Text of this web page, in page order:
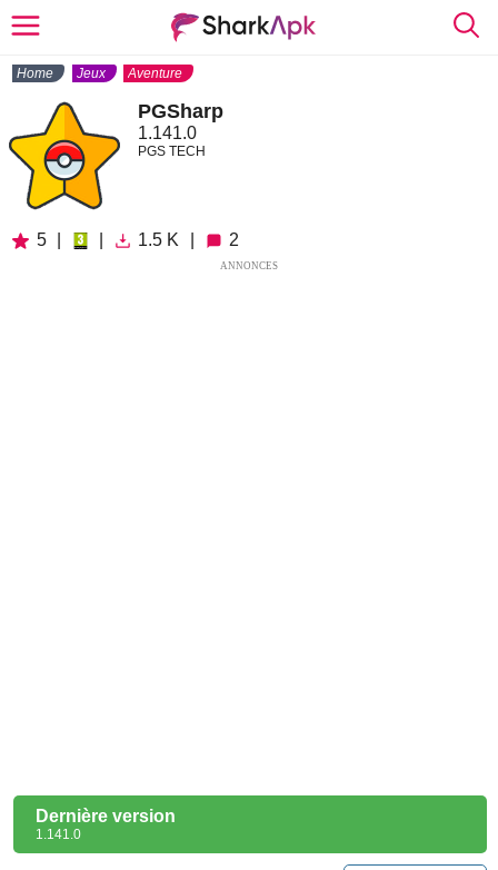
Home Jeux Aventure
PGSharp
1.141.0
PGS TECH
5 1.5 K 2
ANNONCES
Dernière version
1.141.0